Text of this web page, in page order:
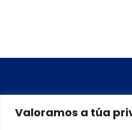
Valoramos a túa